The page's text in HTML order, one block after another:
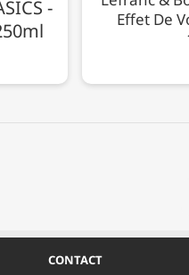
-
Effet De
CONTACT